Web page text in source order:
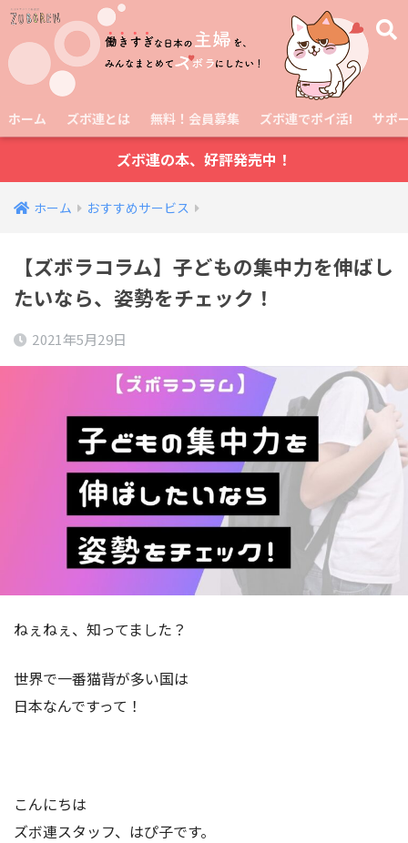
ホーム ズボ連とは 無料！会員募集 ズボ連でポイ活! サポ
ズボ連の本、好評発売中！
ホーム おすすめサービス
【ズボラコラム】子どもの集中力を伸ばし
たいなら、姿勢をチェック！
2021年5月29日
ねぇねぇ、知ってました？
世界で一番猫背が多い国は
日本なんですって！
こんにちは
ズボ連スタッフ、はぴ子です。